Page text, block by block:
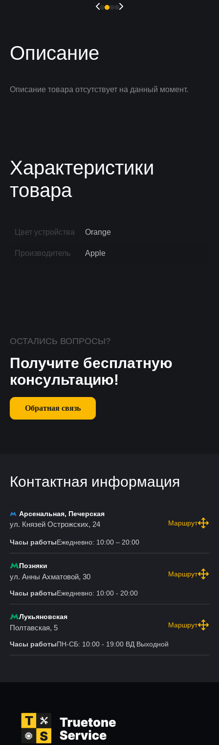
Описание
Описание товара отсутствует на данный момент.
Характеристики
товара
Цвет устройства Orange
Производитель Apple
ОСТАЛИСЬ ВОПРОСЫ?
Получите бесплатную
консультацию!
Обратная связь
Контактная информация
Арсенальная, Печерская
ул. Князей Острожских, 24 Маршрут
Часы работыЕжедневно: 10:00 – 20:00
Позняки
ул. Анны Ахматовой, 30 Маршрут
Часы работыЕжедневно: 10:00 - 20:00
Лукьяновская
Полтавская, 5 Маршрут
Часы работыПН-СБ: 10:00 - 19:00 ВД Выходной